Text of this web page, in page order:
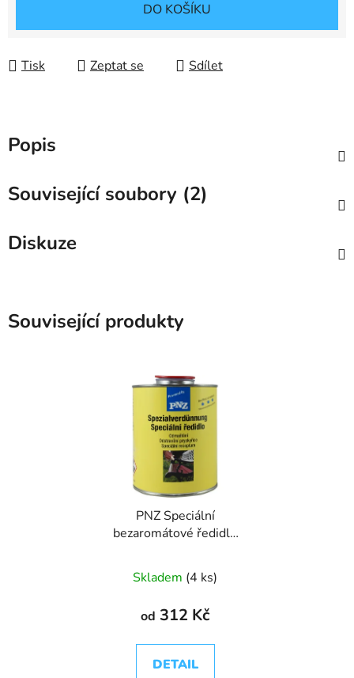
DO KOŠÍKU
Tisk Zeptat se Sdílet
Popis
Související soubory (2)
Diskuze
Související produkty
PNZ Speciální
bezaromátové ředidlo
Skladem (4 ks)
od 312 Kč
DETAIL